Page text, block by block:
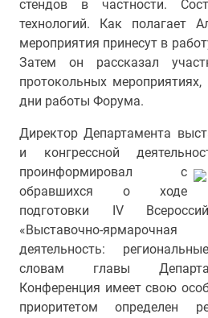
стендов в частности.
технологий. Как полагает
мероприятия принесут в
Затем он рассказал
протокольных
дни работы Форума.
Директор Департамента
и конгрессной
проинформировал с
обравшихся о ходе
подготовки IV
«Выставочно-
деятельность:
словам главы
Конференция имеет свою
приоритетом определен